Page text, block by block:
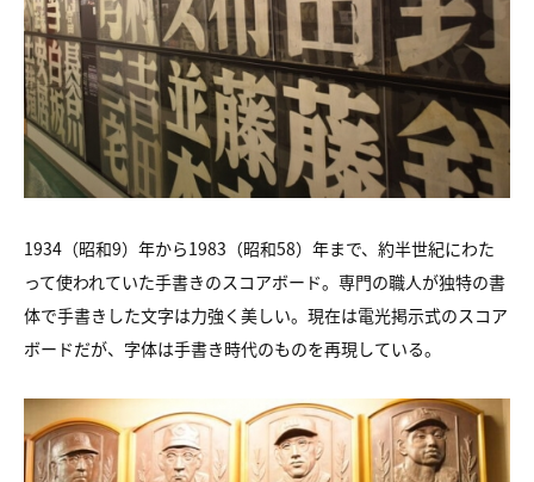
1934（昭和9）年から1983（昭和58）年まで、約半世紀にわた
って使われていた手書きのスコアボード。専門の職人が独特の書
体で手書きした文字は力強く美しい。現在は電光掲示式のスコア
ボードだが、字体は手書き時代のものを再現している。